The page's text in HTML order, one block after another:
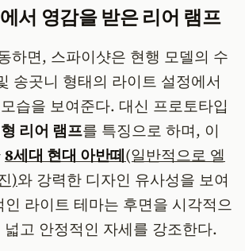
서 영감을 받은 리어 램프
하면, 스파이샷은 현행 모델의 수
송곳니 형태의 라이트 설정에서
습을 보여준다. 대신 프로토타입
리어 램프를 특징으로 하며, 이
8세대 현대 아반떼(일반적으로 엘
)와 강력한 디자인 유사성을 보여
라이트 테마는 후면을 시각적으
고 안정적인 자세를 강조한다.